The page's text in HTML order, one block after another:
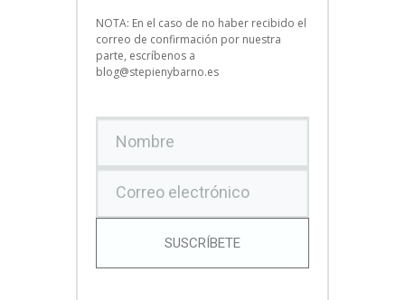
NOTA: En el caso de no haber recibido el
correo de confirmación por nuestra
parte, escríbenos a
blog@stepienybarno.es
SUSCRÍBETE